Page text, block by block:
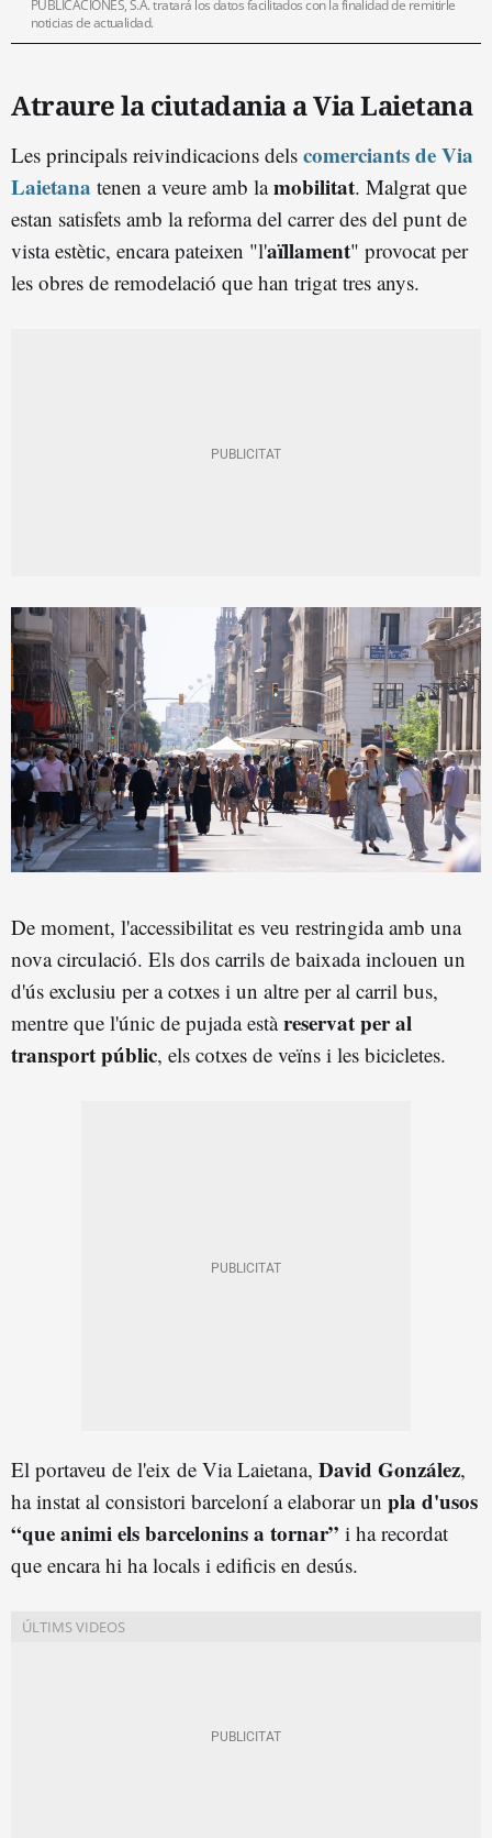
PUBLICACIONES, S.A. tratará los datos facilitados con la finalidad de remitirle
noticias de actualidad.
Atraure la ciutadania a Via Laietana
Les principals reivindicacions dels comerciants de Via
Laietana tenen a veure amb lamobilitat. Malgrat que
estan satisfets amb la reforma del carrer des del punt de
vista estètic, encara pateixen "l'aïllament" provocat per
les obres de remodelació que han trigat tres anys.
De moment, l'accessibilitat es veu restringida amb una
nova circulació. Els dos carrils de baixada inclouen un
d'ús exclusiu per a cotxes i un altre per al carril bus,
mentre que l'únic de pujada estàreservat per al
transport públic, els cotxes de veïns i les bicicletes.
El portaveu de l'eix de Via Laietana, David González,
ha instat al consistori barceloní a elaborar un pla d'usos
“que animi els barcelonins a tornar” i ha recordat
que encara hi ha locals i edificis en desús.